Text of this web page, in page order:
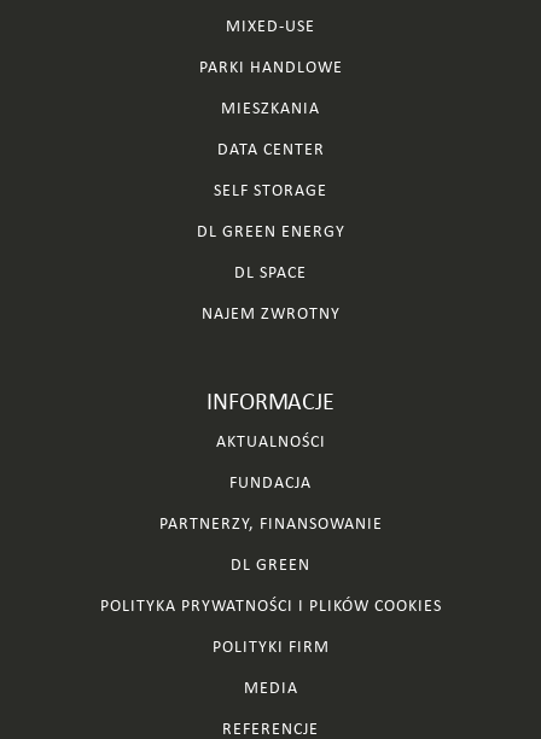
MIXED-USE
PARKI HANDLOWE
MIESZKANIA
DATA CENTER
SELF STORAGE
DL GREEN ENERGY
DL SPACE
NAJEM ZWROTNY
INFORMACJE
AKTUALNOŚCI
FUNDACJA
PARTNERZY, FINANSOWANIE
DL GREEN
POLITYKA PRYWATNOŚCI I PLIKÓW COOKIES
POLITYKI FIRM
MEDIA
REFERENCJE